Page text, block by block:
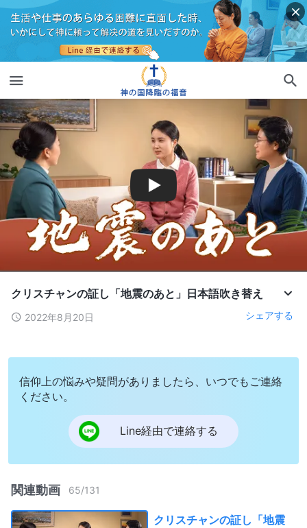
クリスチャンの証し「地震のあと」日本語吹き替え
2022年8月20日 シェアする
信仰上の悩みや疑問がありましたら、いつでもご連絡
ください。
Line経由で連絡する
関連動画 65/131
クリスチャンの証し「地震